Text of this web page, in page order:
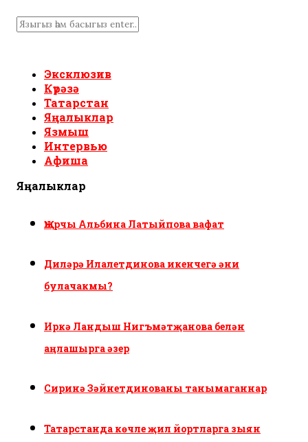
Эксклюзив
Күрәзә
Татарстан
Яңалыклар
Язмыш
Интервью
Афиша
Яңалыклар
Җырчы Альбина Латыйпова вафат
Диләрә Илалетдинова икенчегә әни
булачакмы?
Иркә Ландыш Нигъмәтҗанова белән
аңлашырга әзер
Сиринә Зәйнетдинованы танымаганнар
Татарстанда көчле җил йортларга зыян